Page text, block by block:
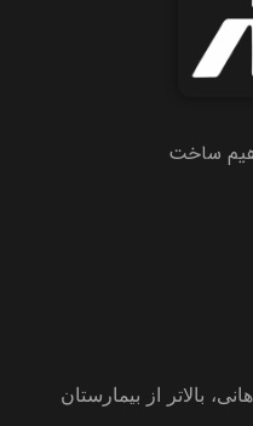
ساخت
بالاتر از بیمارستان